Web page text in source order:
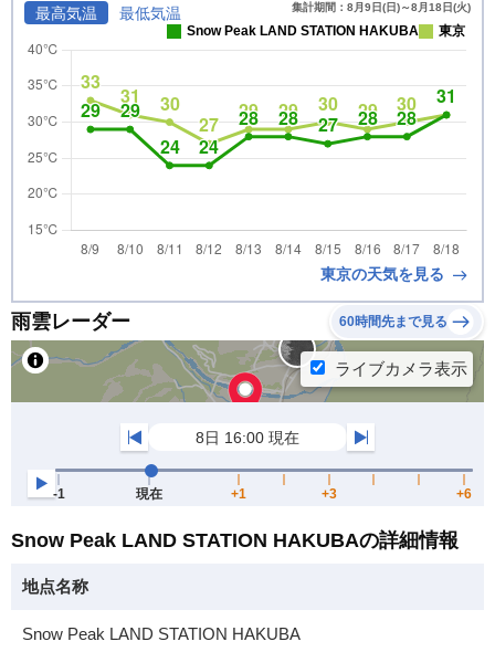
最高気温 最低気温 集計期間：8月9日(日)～8月18日(火)
Snow Peak LAND STATION HAKUBA 東京
東京の天気を見る
雨雲レーダー 60時間先まで見る
Snow Peak LAND STATION HAKUBAの詳細情報
地点名称
Snow Peak LAND STATION HAKUBA